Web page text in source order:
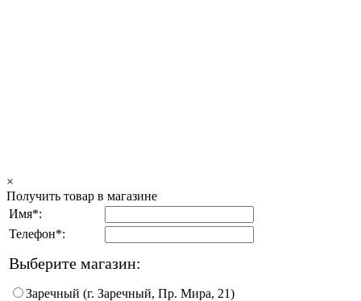
×
Получить товар в магазине
Имя*:
Телефон*:
Выберите магазин:
Заречный (г. Заречный, Пр. Мира, 21)